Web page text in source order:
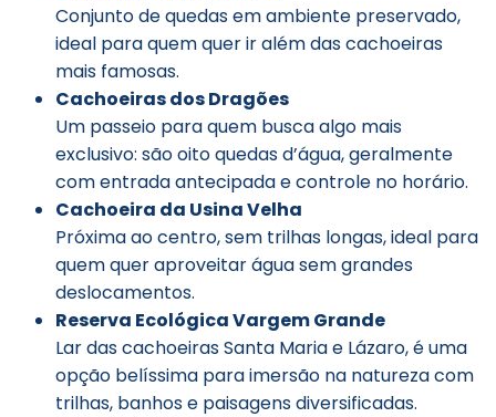
Conjunto de quedas em ambiente preservado,
ideal para quem quer ir além das cachoeiras
mais famosas.
Cachoeiras dos Dragões
Um passeio para quem busca algo mais
exclusivo: são oito quedas d’água, geralmente
com entrada antecipada e controle no horário.
Cachoeira da Usina Velha
Próxima ao centro, sem trilhas longas, ideal para
quem quer aproveitar água sem grandes
deslocamentos.
Reserva Ecológica Vargem Grande
Lar das cachoeiras Santa Maria e Lázaro, é uma
opção belíssima para imersão na natureza com
trilhas, banhos e paisagens diversificadas.